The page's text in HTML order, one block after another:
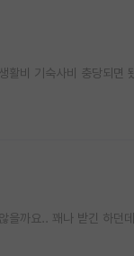
활비 기숙사비 충당되면
을까요.. 꽤나 받긴 하던데